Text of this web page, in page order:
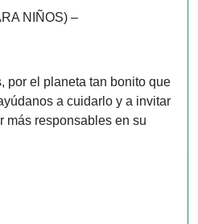
NIÑOS) –
por el planeta tan bonito que
a cuidarlo y a invitar
más responsables en su